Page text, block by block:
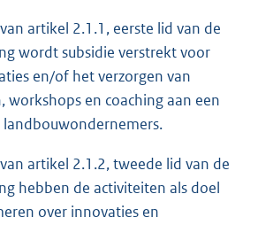
artikel 2.1.1, eerste lid van de
wordt subsidie verstrekt voor
en/of het verzorgen van
workshops en coaching aan een
landbouwondernemers.
artikel 2.1.2, tweede lid van de
hebben de activiteiten als doel
over innovaties en